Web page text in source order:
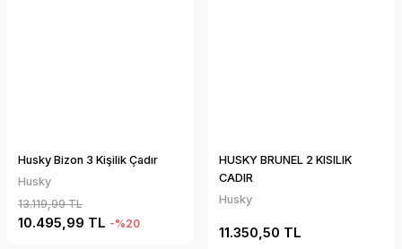
Husky Bizon 3 Kişilik Çadır
Husky
13.119,99 TL
10.495,99 TL -%20
HUSKY BRUNEL 2 KISILIK
CADIR
Husky
11.350,50 TL